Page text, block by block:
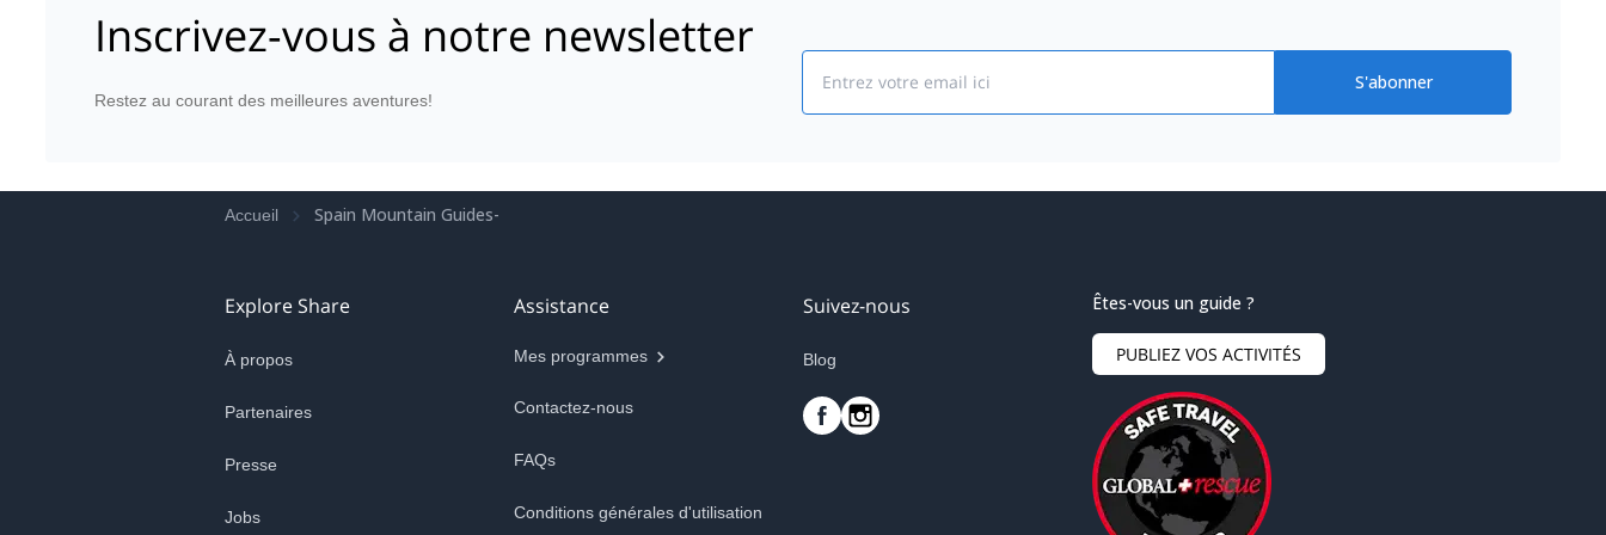
Inscrivez-vous à notre newsletter
Restez au courant des meilleures aventures!
S'abonner
Accueil Spain Mountain Guides-
Explore Share
À propos
Partenaires
Presse
Jobs
Assistance
Mes programmes
Contactez-nous
FAQs
Conditions générales d'utilisation
Suivez-nous
Blog
Êtes-vous un guide ?
PUBLIEZ VOS ACTIVITÉS